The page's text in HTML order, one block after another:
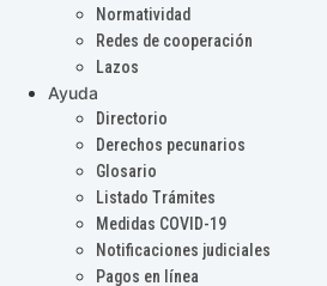
Normatividad
Redes de cooperación
Lazos
Ayuda
Directorio
Derechos pecunarios
Glosario
Listado Trámites
Medidas COVID-19
Notificaciones judiciales
Pagos en línea